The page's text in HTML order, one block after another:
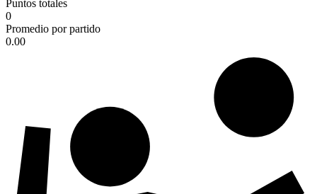
Puntos totales
0
Promedio por partido
0.00